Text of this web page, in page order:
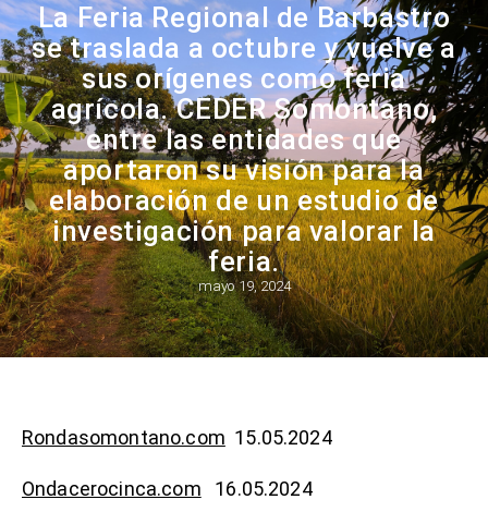
La Feria Regional de Barbastro
se traslada a octubre y vuelve a
sus orígenes como feria
agrícola. CEDER Somontano,
entre las entidades que
aportaron su visión para la
elaboración de un estudio de
investigación para valorar la
feria.
mayo 19, 2024
Rondasomontano.com 15.05.2024
Ondacerocinca.com 16.05.2024